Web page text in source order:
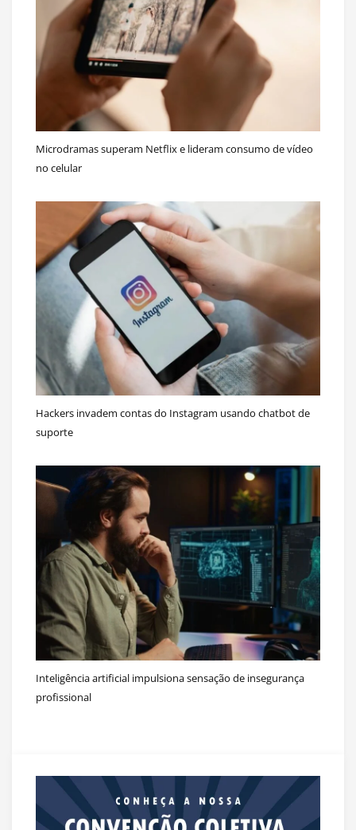
Microdramas superam Netflix e lideram consumo de vídeo
no celular
Hackers invadem contas do Instagram usando chatbot de
suporte
Inteligência artificial impulsiona sensação de insegurança
profissional